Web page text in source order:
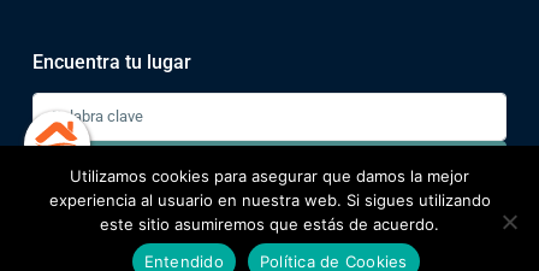
Encuentra tu lugar
Alejandro
1
Utilizamos cookies para asegurar que damos la mejor
experiencia al usuario en nuestra web. Si sigues utilizando
este sitio asumiremos que estás de acuerdo.
Entendido
Política de Cookies